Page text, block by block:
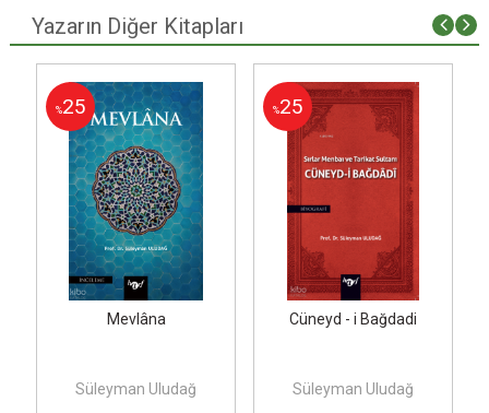
Yazarın Diğer Kitapları
%25
Mevlâna
Süleyman Uludağ
%25
Cüneyd - i Bağdadi
Süleyman Uludağ